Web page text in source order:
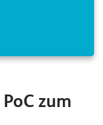
zum